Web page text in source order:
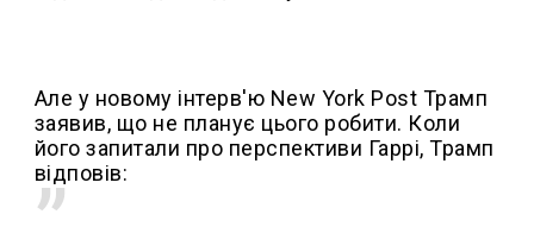
Але у новому інтерв'ю New York Post Трамп
заявив, що не планує цього робити. Коли
його запитали про перспективи Гаррі, Трамп
відповів: